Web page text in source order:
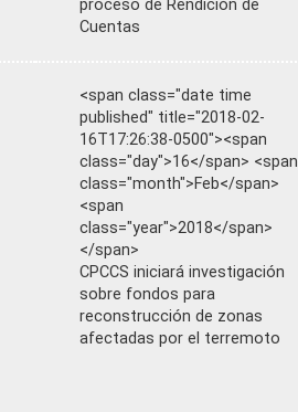
proceso de Rendición de
Cuentas
<span class="date time
published" title="2018-02-
16T17:26:38-0500"><span
class="day">16</span> <span
class="month">Feb</span>
<span
class="year">2018</span>
</span>
CPCCS iniciará investigación
sobre fondos para
reconstrucción de zonas
afectadas por el terremoto